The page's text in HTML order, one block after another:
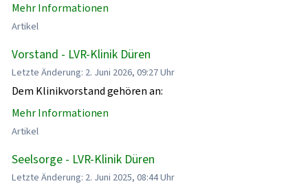
Mehr Informationen
Artikel
Vorstand - LVR-Klinik Düren
Letzte Änderung: 2. Juni 2026, 09:27 Uhr
Dem Klinikvorstand gehören an:
Mehr Informationen
Artikel
Seelsorge - LVR-Klinik Düren
Letzte Änderung: 2. Juni 2025, 08:44 Uhr